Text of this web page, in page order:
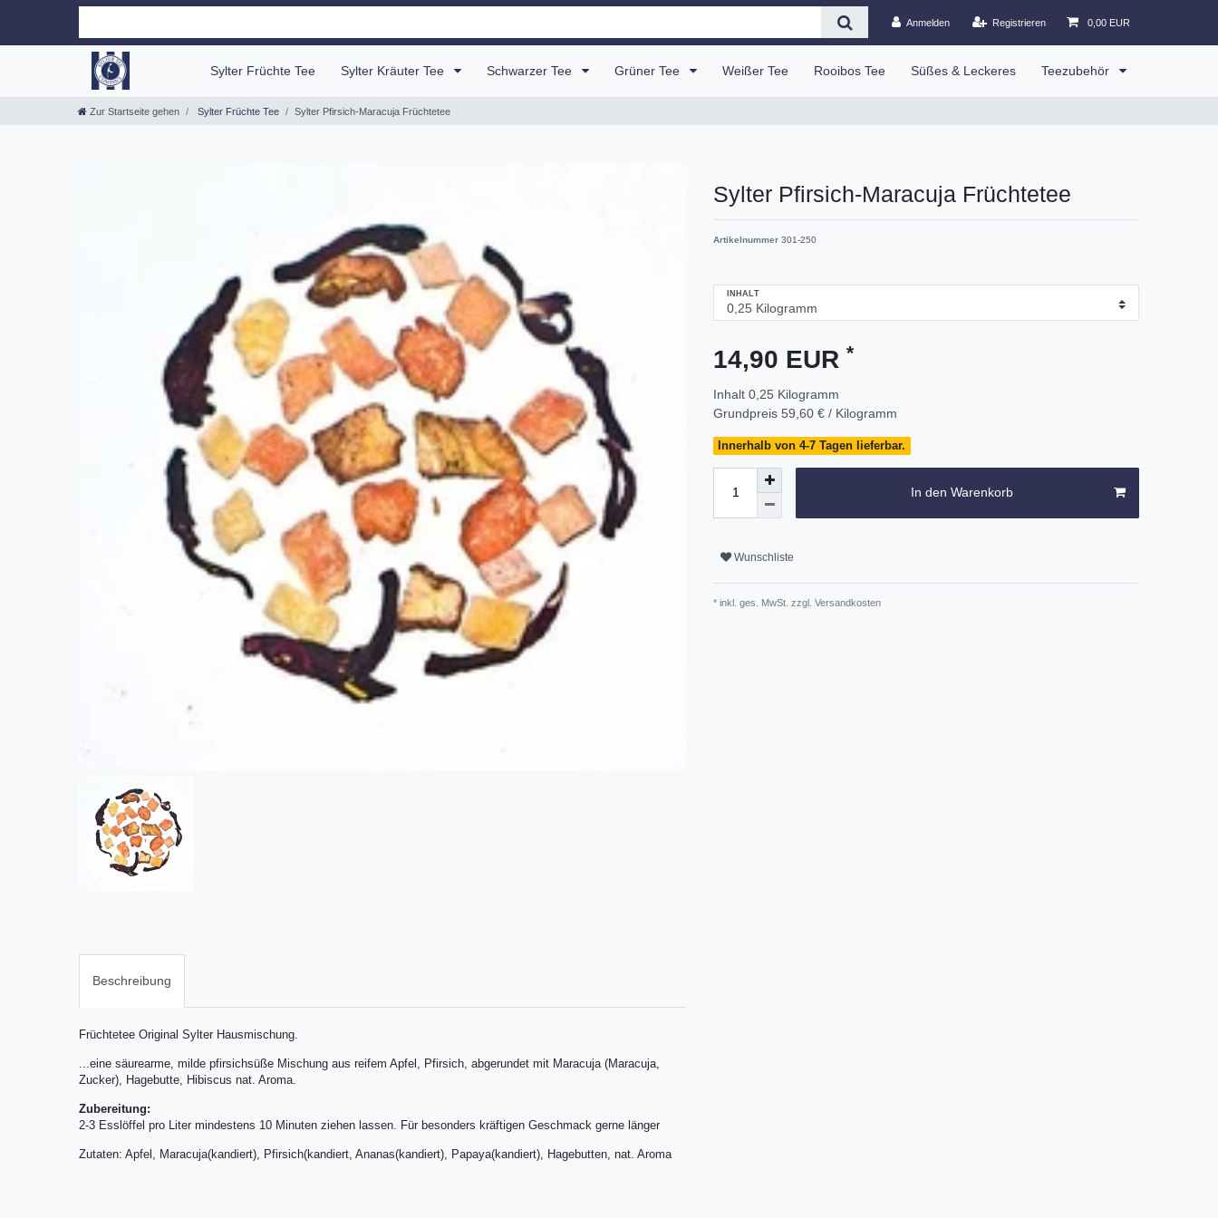
Anmelden Registrieren 0,00 EUR
Sylter Früchte Tee Sylter Kräuter Tee Schwarzer Tee Grüner Tee Weißer Tee Rooibos Tee Süßes & Leckeres Teezubehör
Zur Startseite gehen Sylter Früchte Tee Sylter Pfirsich-Maracuja Früchtetee
Sylter Pfirsich-Maracuja Früchtetee
Artikelnummer 301-250
INHALT
14,90 EUR *
Inhalt 0,25 Kilogramm
Grundpreis 59,60 € / Kilogramm
Innerhalb von 4-7 Tagen lieferbar.
In den Warenkorb
Wunschliste
* inkl. ges. MwSt. zzgl. Versandkosten
Beschreibung
Früchtetee Original Sylter Hausmischung.
...eine säurearme, milde pfirsichsüße Mischung aus reifem Apfel, Pfirsich, abgerundet mit Maracuja (Maracuja,
Zucker), Hagebutte, Hibiscus nat. Aroma.
Zubereitung:
2-3 Esslöffel pro Liter mindestens 10 Minuten ziehen lassen. Für besonders kräftigen Geschmack gerne länger
Zutaten: Apfel, Maracuja(kandiert), Pfirsich(kandiert, Ananas(kandiert), Papaya(kandiert), Hagebutten, nat. Aroma